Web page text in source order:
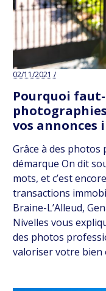
02/11/2021 /
Pourquoi
vos annonces
Grâce à des
démarque On dit
mots, et c’est
transactions
Braine-L’Alleud,
Nivelles vous
des photos
valoriser votre